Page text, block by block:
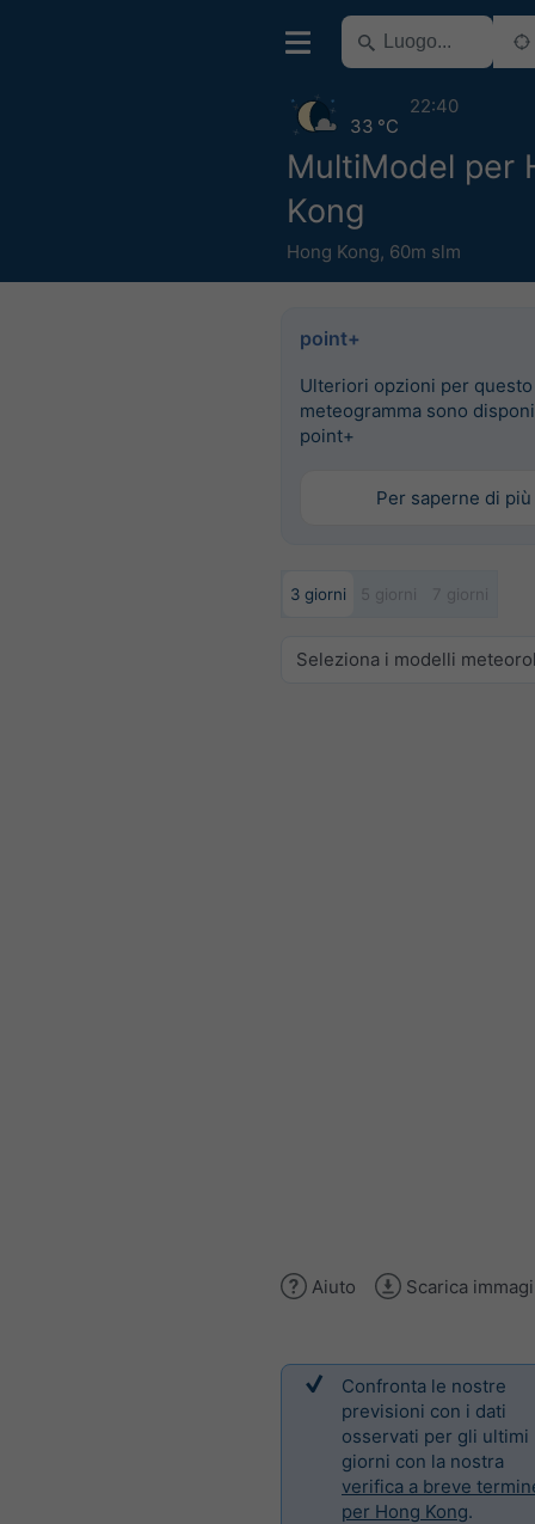
MultiModel per
Kong
Hong Kong, 60m slm
33 °C
22:40
point+
Ulteriori opzioni per questo
meteogramma sono
point+
Per saperne di più
3 giorni 5 giorni 7 giorni
Seleziona i modelli
Aiuto Scarica
Confronta le nostre
previsioni con i dati
osservati per gli ultimi
giorni con la nostra
verifica a breve
per Hong Kong.